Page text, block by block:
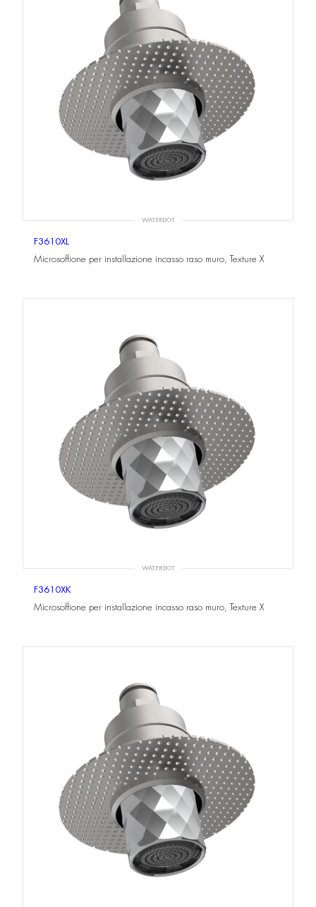
WATERDOT
F3610XL
Microsoffione per installazione incasso raso muro, Texture X
WATERDOT
F3610XK
Microsoffione per installazione incasso raso muro, Texture X